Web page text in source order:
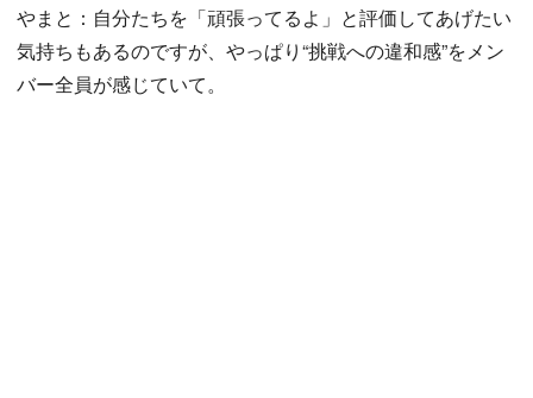
やまと：自分たちを「頑張ってるよ」と評価してあげたい
気持ちもあるのですが、やっぱり“挑戦への違和感”をメン
バー全員が感じていて。